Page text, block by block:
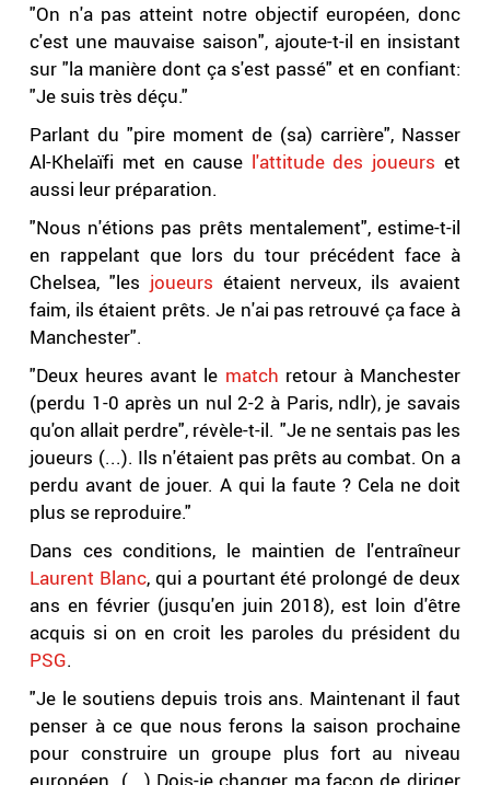
"On n'a pas atteint notre objectif européen, donc
c'est une mauvaise saison", ajoute-t-il en insistant
sur "la manière dont ça s'est passé" et en confiant:
"Je suis très déçu."
Parlant du "pire moment de (sa) carrière", Nasser
Al-Khelaïfi met en cause l'attitude des joueurs et
aussi leur préparation.
"Nous n'étions pas prêts mentalement", estime-t-il
en rappelant que lors du tour précédent face à
Chelsea, "les joueurs étaient nerveux, ils avaient
faim, ils étaient prêts. Je n'ai pas retrouvé ça face à
Manchester".
"Deux heures avant le match retour à Manchester
(perdu 1-0 après un nul 2-2 à Paris, ndlr), je savais
qu'on allait perdre", révèle-t-il. "Je ne sentais pas les
joueurs (...). Ils n'étaient pas prêts au combat. On a
perdu avant de jouer. A qui la faute ? Cela ne doit
plus se reproduire."
Dans ces conditions, le maintien de l'entraîneur
Laurent Blanc, qui a pourtant été prolongé de deux
ans en février (jusqu'en juin 2018), est loin d'être
acquis si on en croit les paroles du président du
PSG.
"Je le soutiens depuis trois ans. Maintenant il faut
penser à ce que nous ferons la saison prochaine
pour construire un groupe plus fort au niveau